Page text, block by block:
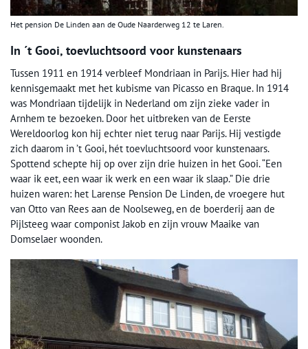
Het pension De Linden aan de Oude Naarderweg 12 te Laren.
In ´t Gooi, toevluchtsoord voor kunstenaars
Tussen 1911 en 1914 verbleef Mondriaan in Parijs. Hier had hij
kennisgemaakt met het kubisme van Picasso en Braque. In 1914
was Mondriaan tijdelijk in Nederland om zijn zieke vader in
Arnhem te bezoeken. Door het uitbreken van de Eerste
Wereldoorlog kon hij echter niet terug naar Parijs. Hij vestigde
zich daarom in ’t Gooi, hét toevluchtsoord voor kunstenaars.
Spottend schepte hij op over zijn drie huizen in het Gooi. “Een
waar ik eet, een waar ik werk en een waar ik slaap.” Die drie
huizen waren: het Larense Pension De Linden, de vroegere hut
van Otto van Rees aan de Noolseweg, en de boerderij aan de
Pijlsteeg waar componist Jakob en zijn vrouw Maaike van
Domselaer woonden.